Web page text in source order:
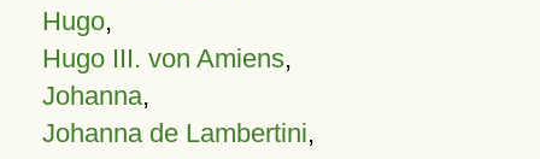
Hugo,
Hugo III. von Amiens,
Johanna,
Johanna de Lambertini,